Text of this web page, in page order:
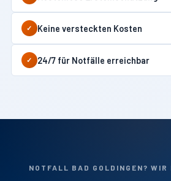
✓ Keine versteckten Kosten
✓ 24/7 für Notfälle erreichbar
NOTFALL BAD GOLDINGEN? WIR